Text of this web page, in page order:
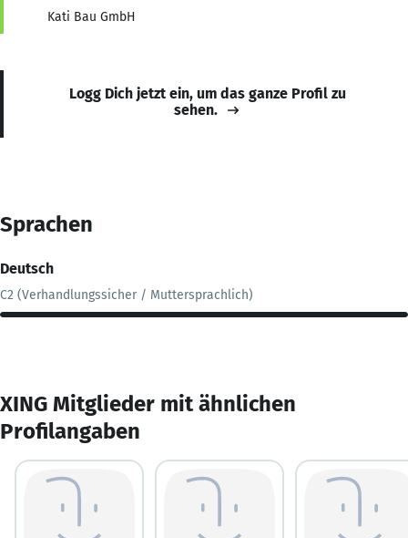
Kati Bau GmbH
Logg Dich jetzt ein, um das ganze Profil zu
sehen.
Sprachen
Deutsch
C2 (Verhandlungssicher / Muttersprachlich)
XING Mitglieder mit ähnlichen
Profilangaben